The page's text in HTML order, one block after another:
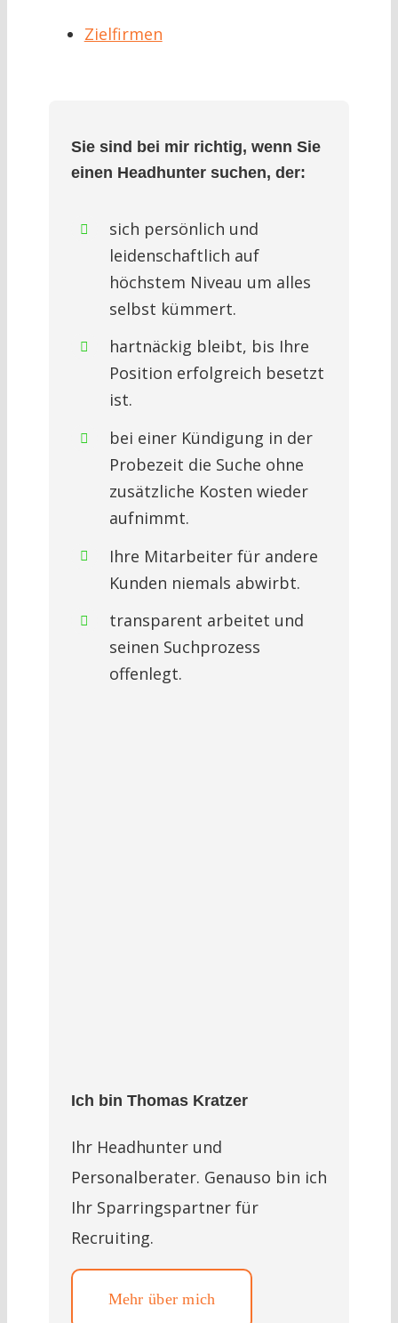
Zielfirmen
Sie sind bei mir richtig, wenn Sie
einen Headhunter suchen, der:
sich persönlich und
leidenschaftlich auf
höchstem Niveau um alles
selbst kümmert.
hartnäckig bleibt, bis Ihre
Position erfolgreich besetzt
ist.
bei einer Kündigung in der
Probezeit die Suche ohne
zusätzliche Kosten wieder
aufnimmt.
Ihre Mitarbeiter für andere
Kunden niemals abwirbt.
transparent arbeitet und
seinen Suchprozess
offenlegt.
Ich bin Thomas Kratzer
Ihr Headhunter und
Personalberater. Genauso bin ich
Ihr Sparringspartner für
Recruiting.
Mehr über mich